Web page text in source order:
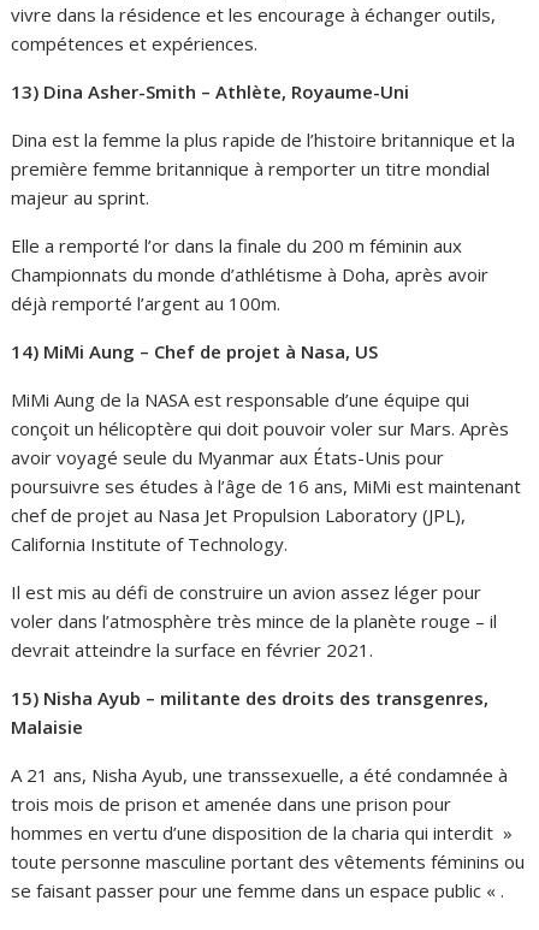
vivre dans la résidence et les encourage à échanger outils,
compétences et expériences.
13) Dina Asher-Smith – Athlète, Royaume-Uni
Dina est la femme la plus rapide de l’histoire britannique et la
première femme britannique à remporter un titre mondial
majeur au sprint.
Elle a remporté l’or dans la finale du 200 m féminin aux
Championnats du monde d’athlétisme à Doha, après avoir
déjà remporté l’argent au 100m.
14) MiMi Aung – Chef de projet à Nasa, US
MiMi Aung de la NASA est responsable d’une équipe qui
conçoit un hélicoptère qui doit pouvoir voler sur Mars. Après
avoir voyagé seule du Myanmar aux États-Unis pour
poursuivre ses études à l’âge de 16 ans, MiMi est maintenant
chef de projet au Nasa Jet Propulsion Laboratory (JPL),
California Institute of Technology.
Il est mis au défi de construire un avion assez léger pour
voler dans l’atmosphère très mince de la planète rouge – il
devrait atteindre la surface en février 2021.
15) Nisha Ayub – militante des droits des transgenres,
Malaisie
A 21 ans, Nisha Ayub, une transsexuelle, a été condamnée à
trois mois de prison et amenée dans une prison pour
hommes en vertu d’une disposition de la charia qui interdit »
toute personne masculine portant des vêtements féminins ou
se faisant passer pour une femme dans un espace public « .